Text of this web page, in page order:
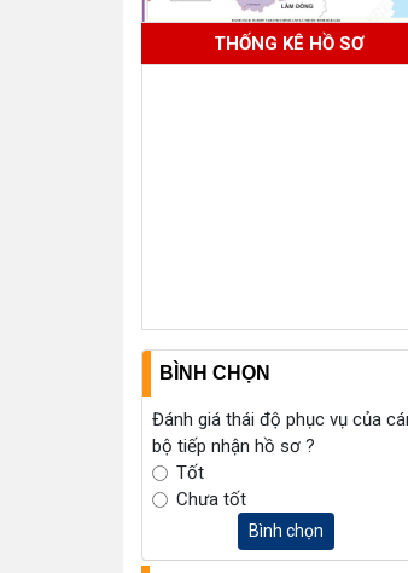
THỐNG KÊ HỒ SƠ
BÌNH CHỌN
Đánh giá thái độ phục vụ của
bộ tiếp nhận hồ sơ ?
Tốt
Chưa tốt
Bình chọn